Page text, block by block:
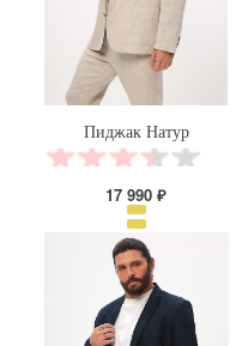
Пиджак Натур
17 990 ₽